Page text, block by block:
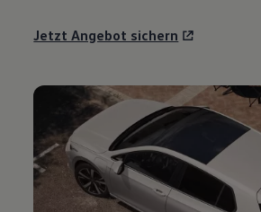
Digitale Betriebsanleitung
Lifestyle
Transport
Familie
Elektromobilität
Volkswagen R
Pannen- und Unfallhilfe
Volkswagen Kundenbetreuung
Jetzt Angebot sichern